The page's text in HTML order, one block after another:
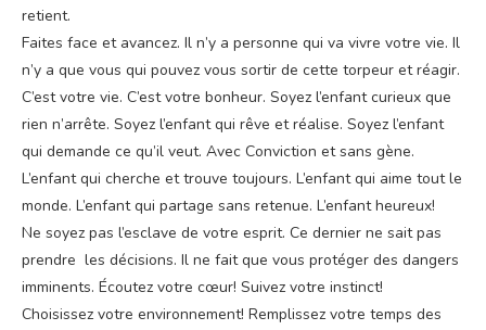
retient.
Faites face et avancez. Il n’y a personne qui va vivre votre vie. Il
n’y a que vous qui pouvez vous sortir de cette torpeur et réagir.
C’est votre vie. C’est votre bonheur. Soyez l’enfant curieux que
rien n’arrête. Soyez l’enfant qui rêve et réalise. Soyez l’enfant
qui demande ce qu’il veut. Avec Conviction et sans gène.
L’enfant qui cherche et trouve toujours. L’enfant qui aime tout le
monde. L’enfant qui partage sans retenue. L’enfant heureux!
Ne soyez pas l’esclave de votre esprit. Ce dernier ne sait pas
prendre les décisions. Il ne fait que vous protéger des dangers
imminents. Écoutez votre cœur! Suivez votre instinct!
Choisissez votre environnement! Remplissez votre temps des